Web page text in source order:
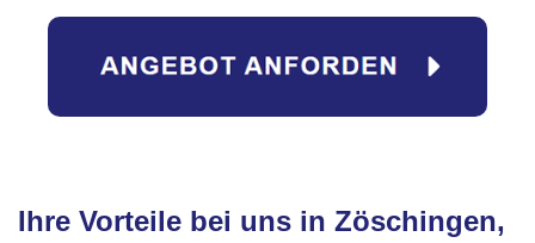
Ihre Vorteile bei uns in Zöschingen,